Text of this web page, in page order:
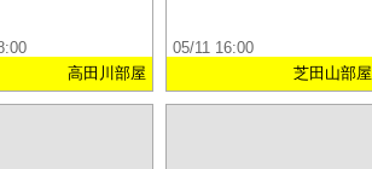
高田川部屋
05/11 16:00
芝田山部屋